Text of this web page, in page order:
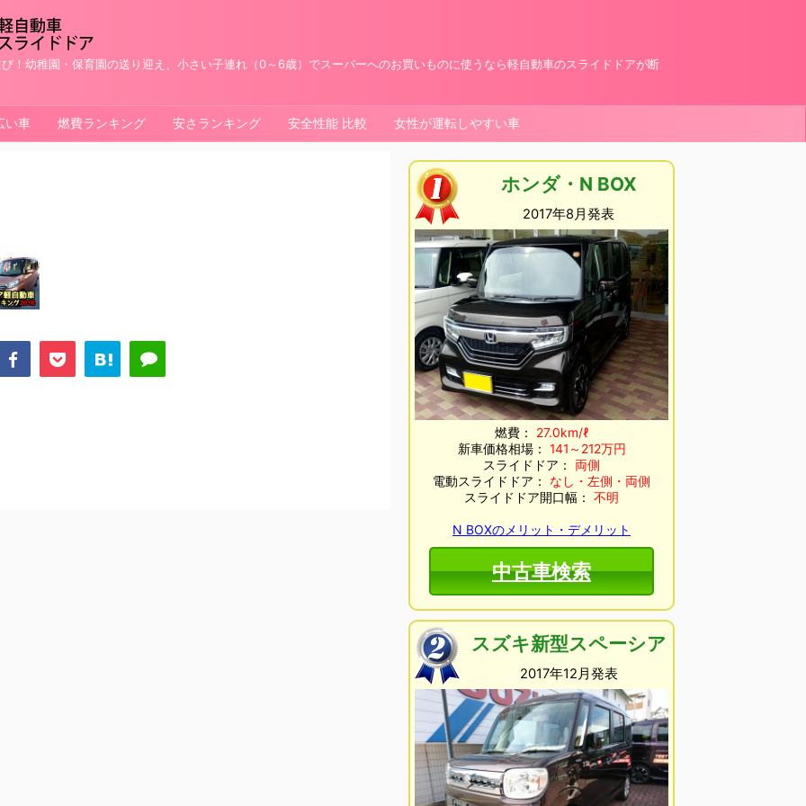
！幼稚園・保育園の送り迎え、小さい子連れ（0～6歳）でスーパーへのお買いものに使うなら軽自動車のスライドドアが断
い車 燃費ランキング 安さランキング 安全性能 比較 女性が運転しやすい車
ホンダ・N BOX
2017年8月発表
燃費： 27.0km/ℓ
新車価格相場： 141～212万円
スライドドア： 両側
電動スライドドア： なし・左側・両側
スライドドア開口幅： 不明
N BOXのメリット・デメリット
中古車検索
スズキ新型スペーシア
2017年12月発表